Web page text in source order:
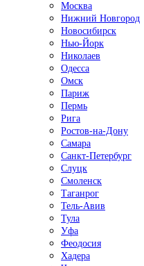
Москва
Нижний Новгород
Новосибирск
Нью-Йорк
Николаев
Одесса
Омск
Париж
Пермь
Рига
Ростов-на-Дону
Самара
Санкт-Петербург
Слуцк
Смоленск
Таганрог
Тель-Авив
Тула
Уфа
Феодосия
Хадера